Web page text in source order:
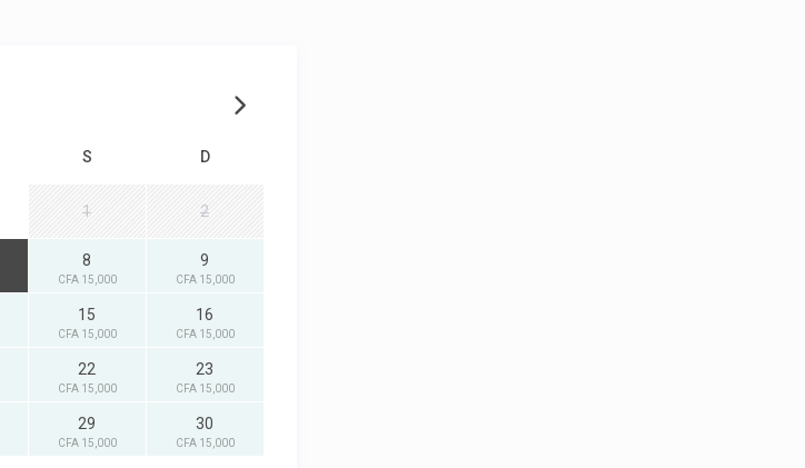
S D
1 2
8
CFA 15,000
9
CFA 15,000
15
CFA 15,000
16
CFA 15,000
22
CFA 15,000
23
CFA 15,000
29
CFA 15,000
30
CFA 15,000